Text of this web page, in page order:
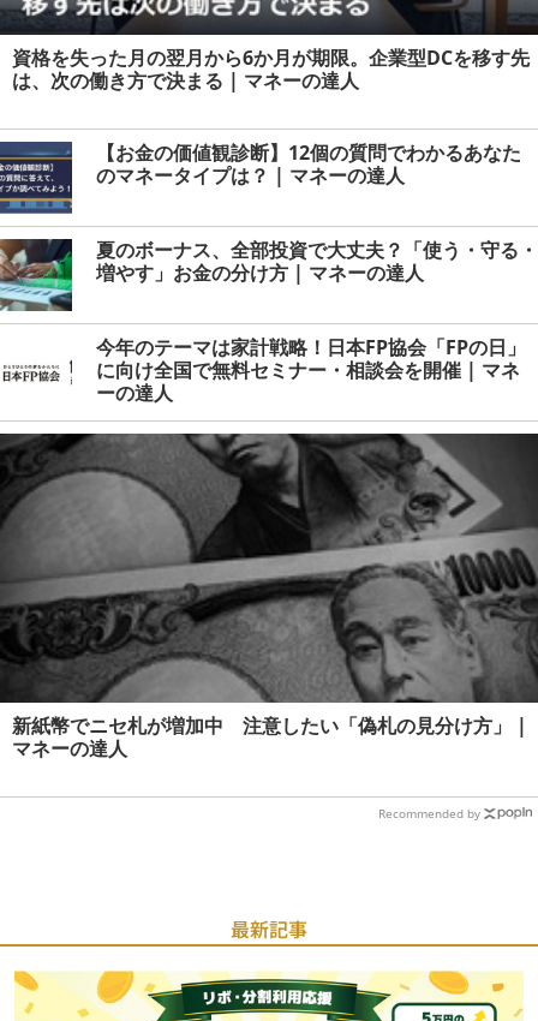
資格を失った月の翌月から6か月が期限。企業型DCを移す先
は、次の働き方で決まる | マネーの達人
【お金の価値観診断】12個の質問でわかるあなた
のマネータイプは？ | マネーの達人
夏のボーナス、全部投資で大丈夫？「使う・守る・
増やす」お金の分け方 | マネーの達人
今年のテーマは家計戦略！日本FP協会「FPの日」
に向け全国で無料セミナー・相談会を開催 | マネ
ーの達人
新紙幣でニセ札が増加中 注意したい「偽札の見分け方」 |
マネーの達人
Recommended by
最新記事